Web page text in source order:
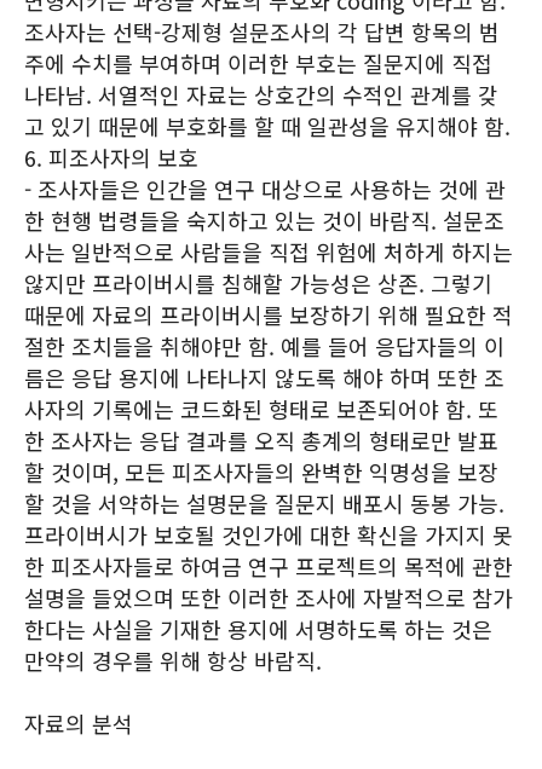
조사자는 선택-강제형 설문조사의 각 답변 항목의 범
주에 수치를 부여하며 이러한 부호는 질문지에 직접
나타남. 서열적인 자료는 상호간의 수적인 관계를 갖
고 있기 때문에 부호화를 할 때 일관성을 유지해야 함.
6. 피조사자의 보호
- 조사자들은 인간을 연구 대상으로 사용하는 것에 관
한 현행 법령들을 숙지하고 있는 것이 바람직. 설문조
사는 일반적으로 사람들을 직접 위험에 처하게 하지는
않지만 프라이버시를 침해할 가능성은 상존. 그렇기
때문에 자료의 프라이버시를 보장하기 위해 필요한 적
절한 조치들을 취해야만 함. 예를 들어 응답자들의 이
름은 응답 용지에 나타나지 않도록 해야 하며 또한 조
사자의 기록에는 코드화된 형태로 보존되어야 함. 또
한 조사자는 응답 결과를 오직 총계의 형태로만 발표
할 것이며, 모든 피조사자들의 완벽한 익명성을 보장
할 것을 서약하는 설명문을 질문지 배포시 동봉 가능.
프라이버시가 보호될 것인가에 대한 확신을 가지지 못
한 피조사자들로 하여금 연구 프로젝트의 목적에 관한
설명을 들었으며 또한 이러한 조사에 자발적으로 참가
한다는 사실을 기재한 용지에 서명하도록 하는 것은
만약의 경우를 위해 항상 바람직.
자료의 분석